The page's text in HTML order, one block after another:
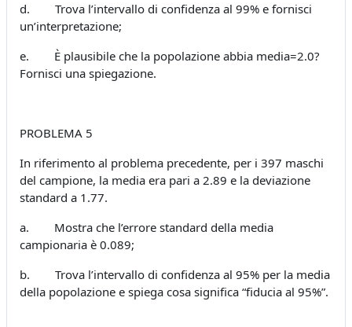
d. Trova l’intervallo di confidenza al 99% e fornisci
un’interpretazione;
e. È plausibile che la popolazione abbia media=2.0?
Fornisci una spiegazione.
PROBLEMA 5
In riferimento al problema precedente, per i 397 maschi
del campione, la media era pari a 2.89 e la deviazione
standard a 1.77.
a. Mostra che l’errore standard della media
campionaria è 0.089;
b. Trova l’intervallo di confidenza al 95% per la media
della popolazione e spiega cosa significa “fiducia al 95%”.